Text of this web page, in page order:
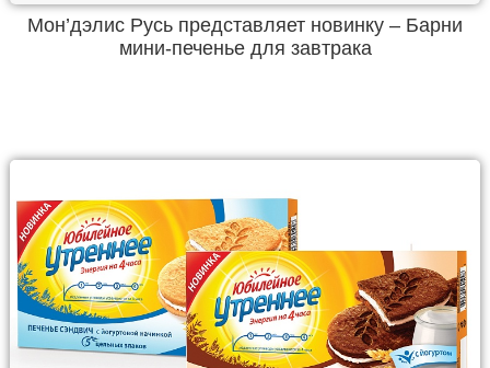
Мон’дэлис Русь представляет новинку – Барни
мини-печенье для завтрака